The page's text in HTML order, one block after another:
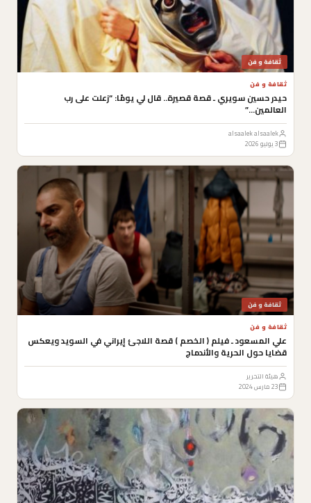
ثقافة و فن
ثقافة و فن
حيدر حسين سويري ـ قصة قصيرة.. قال لي يومًا: “زعلت على رب
العالمين…”
alsaalek alsaalek
3 يوليو 2026
ثقافة و فن
ثقافة و فن
علي المسعود ـ فيلم ( الخصم ) قصة اللاجئ إيراني في السويد ويعكس
قضايا حول الحرية والأندماج
هيئة التحرير
23 مارس 2024